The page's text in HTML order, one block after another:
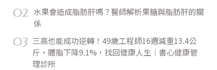
02 水果會造成脂肪肝嗎？醫師解析果糖與脂肪肝的關
係
03 三高也能成功逆轉！49歲工程師16週減重13.4公
斤，體脂下降9.1%，找回健康人生｜書心健康管
理診所